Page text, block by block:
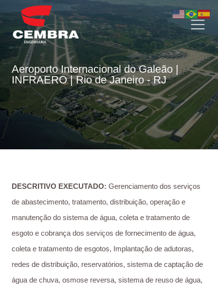
Aeroporto Internacional do Galeão |
INFRAERO | Rio de Janeiro - RJ
DESCRITIVO EXECUTADO: Gerenciamento dos serviços
de abastecimento, tratamento, distribuição, operação e
manutenção do sistema de água, coleta e tratamento de
esgoto e cobrança dos serviços de fornecimento de água,
coleta e tratamento de esgotos, Implantação de adutoras,
redes de distribuição, reservatórios, sistema de captação de
água de chuva, osmose reversa, sistema de reuso de água,